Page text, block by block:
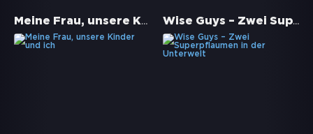
Meine Frau, unsere Kinder und ich Wise Guys – Zwei Superpflaumen in der Unterwelt